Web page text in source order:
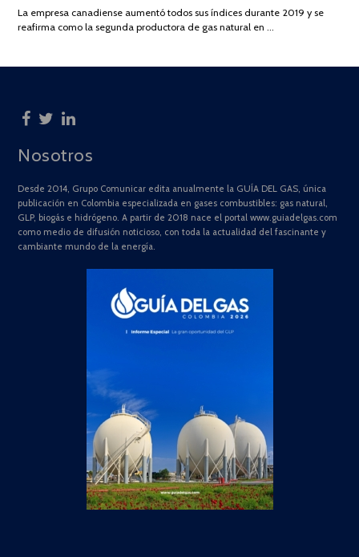
2025
La empresa canadiense aumentó todos sus índices durante 2019 y se
reafirma como la segunda productora de gas natural en …
Nosotros
Desde 2014, Grupo Comunicar edita anualmente la GUÍA DEL GAS, única
publicación en Colombia especializada en gases combustibles: gas natural,
GLP, biogás e hidrógeno. A partir de 2018 nace el portal www.guiadelgas.com
como medio de difusión noticioso, con toda la actualidad del fascinante y
cambiante mundo de la energía.